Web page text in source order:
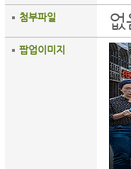
첨부파일 없
팝업이미지